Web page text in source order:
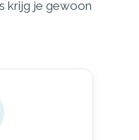
krijg je gewoon